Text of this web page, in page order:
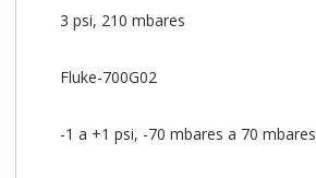
3 psi, 210 mbares
Fluke-700G02
-1 a +1 psi, -70 mbares a 70 mbares